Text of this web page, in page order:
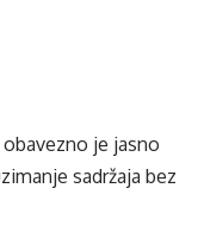
je jasno
sadržaja bez